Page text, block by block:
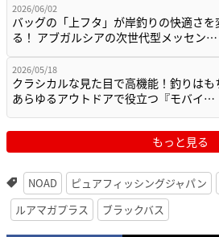
2026/06/02
バッグの「上フタ」が岸釣りの快適さを
る！ アブガルシアの次世代型メッセン…
2026/05/18
クラシカルな見た目で高機能！釣りはも
あらゆるアウトドアで役立つ『モバイ…
もっと見る
NOAD ピュアフィッシングジャパン
ルアマガプラス
ブラックバス